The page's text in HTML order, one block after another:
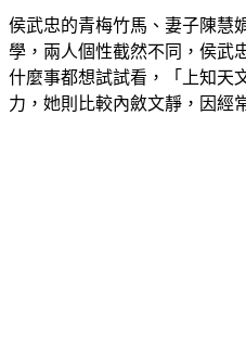
學，兩人個性截然不同，侯武
什麼事都想試試看，「上知天
力，她則比較內斂文靜，因經